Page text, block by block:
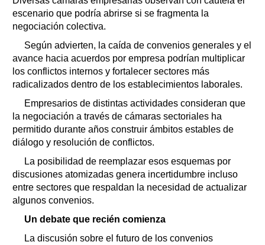
escenario que podría abrirse si se fragmenta la
negociación colectiva.
Según advierten, la caída de convenios generales y el
avance hacia acuerdos por empresa podrían multiplicar
los conflictos internos y fortalecer sectores más
radicalizados dentro de los establecimientos laborales.
Empresarios de distintas actividades consideran que
la negociación a través de cámaras sectoriales ha
permitido durante años construir ámbitos estables de
diálogo y resolución de conflictos.
La posibilidad de reemplazar esos esquemas por
discusiones atomizadas genera incertidumbre incluso
entre sectores que respaldan la necesidad de actualizar
algunos convenios.
Un debate que recién comienza
La discusión sobre el futuro de los convenios